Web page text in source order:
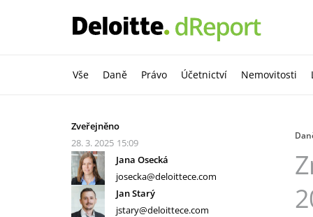
Vše Daně Právo Účetnictví Nemovitosti
Zveřejněno
28. 3. 2025 15:09
Jana Osecká
josecka@deloittece.com
Jan Starý
jstary@deloittece.com